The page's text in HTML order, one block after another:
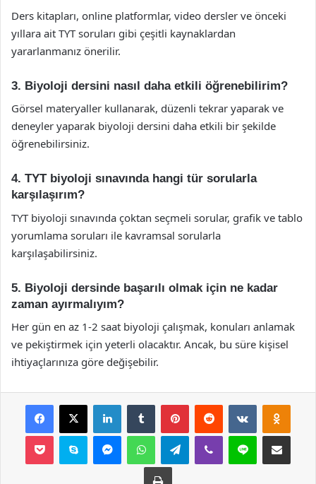
Ders kitapları, online platformlar, video dersler ve önceki
yıllara ait TYT soruları gibi çeşitli kaynaklardan
yararlanmanız önerilir.
3. Biyoloji dersini nasıl daha etkili öğrenebilirim?
Görsel materyaller kullanarak, düzenli tekrar yaparak ve
deneyler yaparak biyoloji dersini daha etkili bir şekilde
öğrenebilirsiniz.
4. TYT biyoloji sınavında hangi tür sorularla
karşılaşırım?
TYT biyoloji sınavında çoktan seçmeli sorular, grafik ve tablo
yorumlama soruları ile kavramsal sorularla
karşılaşabilirsiniz.
5. Biyoloji dersinde başarılı olmak için ne kadar
zaman ayırmalıyım?
Her gün en az 1-2 saat biyoloji çalışmak, konuları anlamak
ve pekiştirmek için yeterli olacaktır. Ancak, bu süre kişisel
ihtiyaçlarınıza göre değişebilir.
Facebook
X LinkedInTumblr PinterestReddit VKontakte
Pocket Skype MessengerWhatsAppTelegramViber Line E-Posta ile
Yazdır